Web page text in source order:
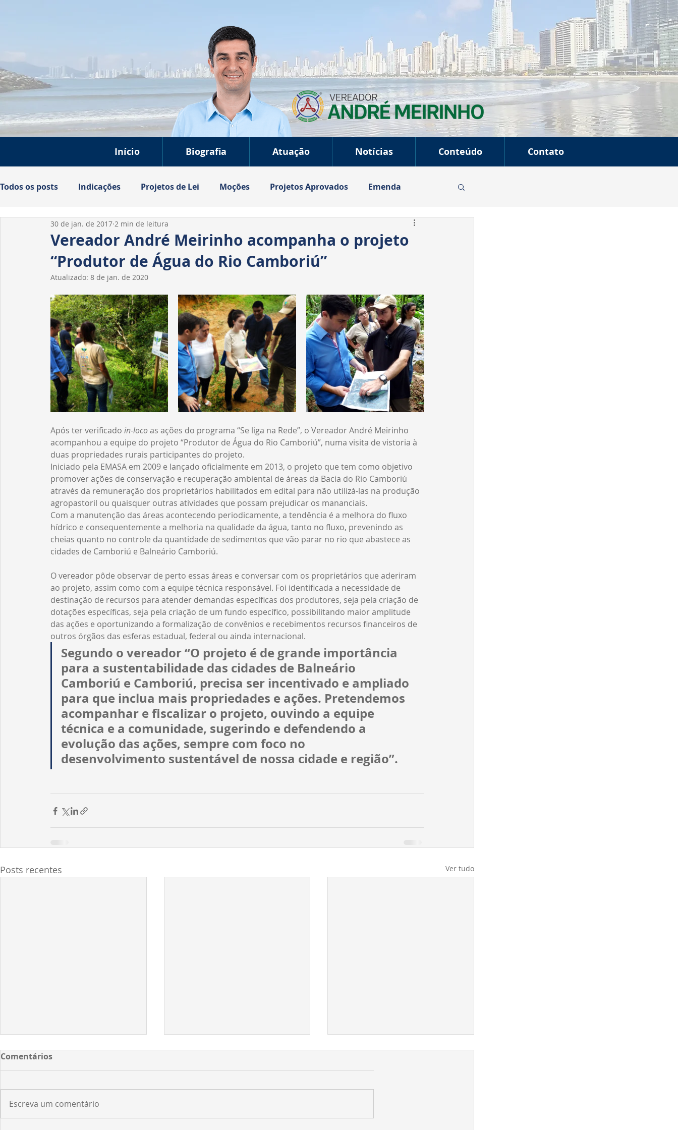
Início Biografia Atuação Notícias Conteúdo Contato
Todos os posts Indicações Projetos de Lei Moções Projetos Aprovados Emenda
Homenagens Fiscalização Tribuna livre
Vereador André Meirinho acompanha o projeto
“Produtor de Água do Rio Camboriú”
30 de jan. de 2017 2 min de leitura
Atualizado: 8 de jan. de 2020
Após ter verificado in-loco as ações do programa “Se liga na Rede”, o Vereador André Meirinho
acompanhou a equipe do projeto “Produtor de Água do Rio Camboriú”, numa visita de vistoria à
duas propriedades rurais participantes do projeto.
Iniciado pela EMASA em 2009 e lançado oficialmente em 2013, o projeto que tem como objetivo
promover ações de conservação e recuperação ambiental de áreas da Bacia do Rio Camboriú
através da remuneração dos proprietários habilitados em edital para não utilizá-las na produção
agropastoril ou quaisquer outras atividades que possam prejudicar os mananciais.
Com a manutenção das áreas acontecendo periodicamente, a tendência é a melhora do fluxo
hídrico e consequentemente a melhoria na qualidade da água, tanto no fluxo, prevenindo as
cheias quanto no controle da quantidade de sedimentos que vão parar no rio que abastece as
cidades de Camboriú e Balneário Camboriú.
O vereador pôde observar de perto essas áreas e conversar com os proprietários que aderiram
ao projeto, assim como com a equipe técnica responsável. Foi identificada a necessidade de
destinação de recursos para atender demandas específicas dos produtores, seja pela criação de
dotações específicas, seja pela criação de um fundo específico, possibilitando maior amplitude
das ações e oportunizando a formalização de convênios e recebimentos recursos financeiros de
outros órgãos das esferas estadual, federal ou ainda internacional.
Segundo o vereador “O projeto é de grande importância
para a sustentabilidade das cidades de Balneário
Camboriú e Camboriú, precisa ser incentivado e ampliado
para que inclua mais propriedades e ações. Pretendemos
acompanhar e fiscalizar o projeto, ouvindo a equipe
técnica e a comunidade, sugerindo e defendendo a
evolução das ações, sempre com foco no
desenvolvimento sustentável de nossa cidade e região”.
Posts recentes Ver tudo
Comentários
Escreva um comentário